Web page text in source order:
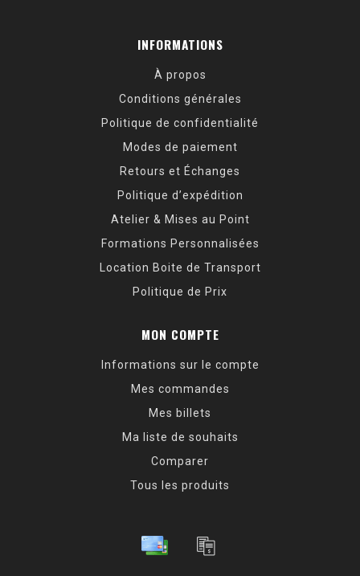
INFORMATIONS
À propos
Conditions générales
Politique de confidentialité
Modes de paiement
Retours et Échanges
Politique d’expédition
Atelier & Mises au Point
Formations Personnalisées
Location Boite de Transport
Politique de Prix
MON COMPTE
Informations sur le compte
Mes commandes
Mes billets
Ma liste de souhaits
Comparer
Tous les produits